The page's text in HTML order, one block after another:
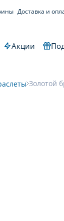
Доставка и
Акции
Золотой